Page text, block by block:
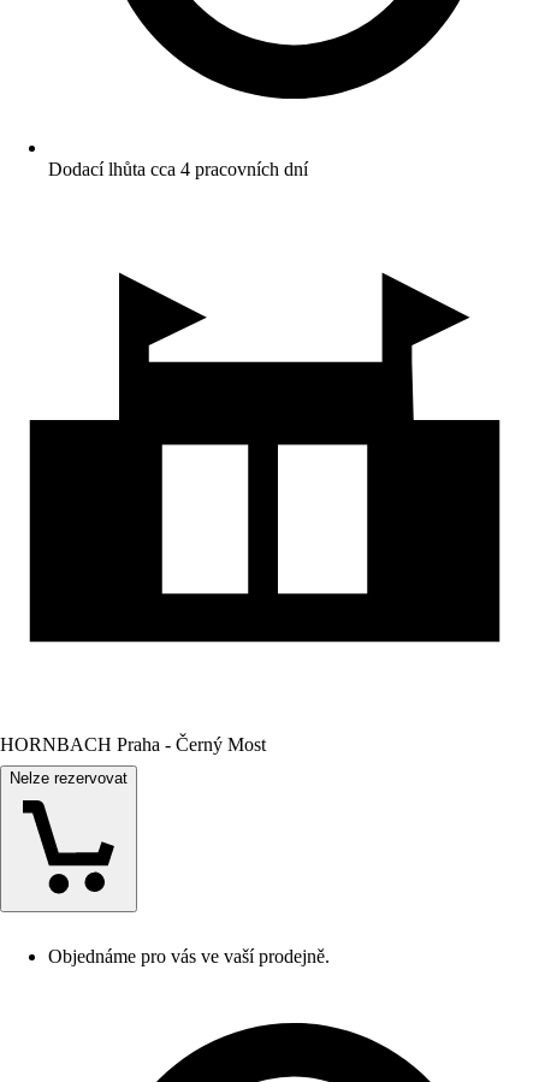
Dodací lhůta cca 4 pracovních dní
HORNBACH Praha - Černý Most
Nelze rezervovat
Objednáme pro vás ve vaší prodejně.